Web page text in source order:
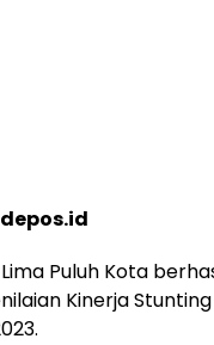
Puluh Kota
Kinerja